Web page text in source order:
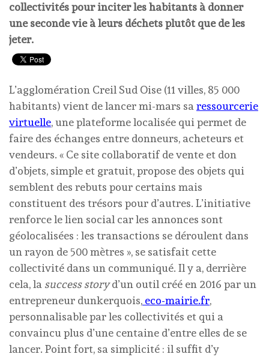
collectivités pour inciter les habitants à donner
une seconde vie à leurs déchets plutôt que de les
jeter.
L’agglomération Creil Sud Oise (11 villes, 85 000
habitants) vient de lancer mi-mars sa ressourcerie
virtuelle, une plateforme localisée qui permet de
faire des échanges entre donneurs, acheteurs et
vendeurs. « Ce site collaboratif de vente et don
d’objets, simple et gratuit, propose des objets qui
semblent des rebuts pour certains mais
constituent des trésors pour d’autres. L’initiative
renforce le lien social car les annonces sont
géolocalisées : les transactions se déroulent dans
un rayon de 500 mètres », se satisfait cette
collectivité dans un communiqué. Il y a, derrière
cela, la success storyd’un outil créé en 2016 par un
entrepreneur dunkerquois, eco-mairie.fr,
personnalisable par les collectivités et qui a
convaincu plus d’une centaine d’entre elles de se
lancer. Point fort, sa simplicité : il suffit d’y